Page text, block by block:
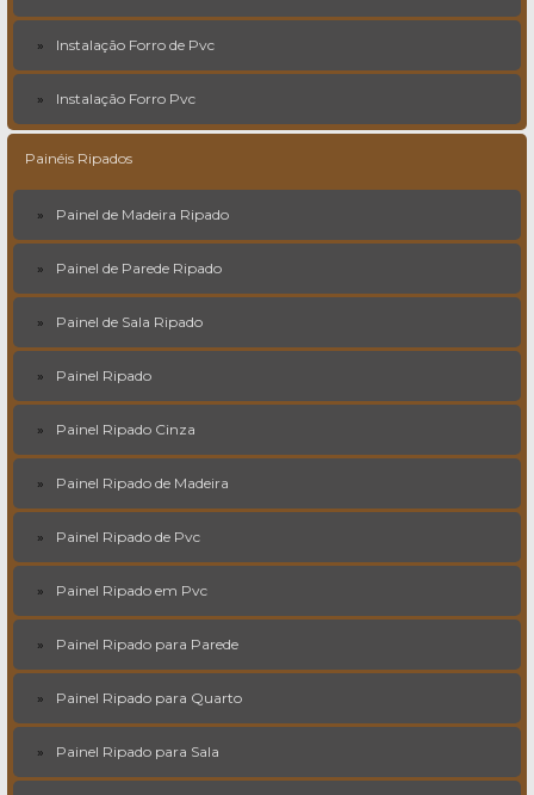
Instalação Forro de Pvc
Instalação Forro Pvc
Painéis Ripados
Painel de Madeira Ripado
Painel de Parede Ripado
Painel de Sala Ripado
Painel Ripado
Painel Ripado Cinza
Painel Ripado de Madeira
Painel Ripado de Pvc
Painel Ripado em Pvc
Painel Ripado para Parede
Painel Ripado para Quarto
Painel Ripado para Sala